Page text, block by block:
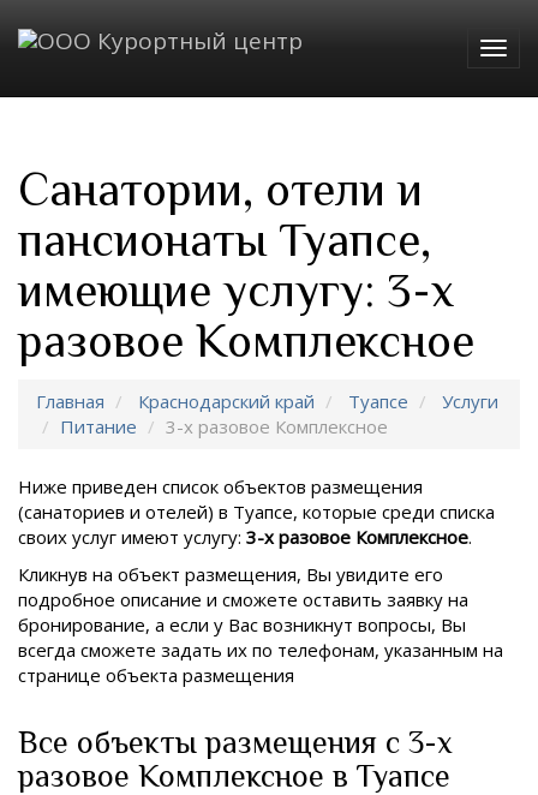
Санатории, отели и
пансионаты Туапсе,
имеющие услугу: 3-х
разовое Комплексное
Главная Краснодарский край Туапсе
Услуги
Питание
3-х разовое Комплексное
Ниже приведен список объектов размещения
(санаториев и отелей) в Туапсе, которые среди списка
своих услуг имеют услугу: 3-х разовое Комплексное.
Кликнув на объект размещения, Вы увидите его
подробное описание и сможете оставить заявку на
бронирование, а если у Вас возникнут вопросы, Вы
всегда сможете задать их по телефонам, указанным на
странице объекта размещения
Все объекты размещения с 3-х
разовое Комплексное в Туапсе